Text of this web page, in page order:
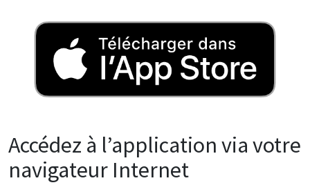
Accédez à l’application via votre
navigateur Internet